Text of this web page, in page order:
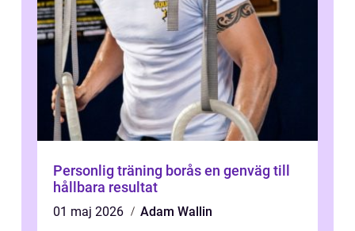
Personlig träning borås en genväg till
hållbara resultat
01 maj 2026
Adam Wallin